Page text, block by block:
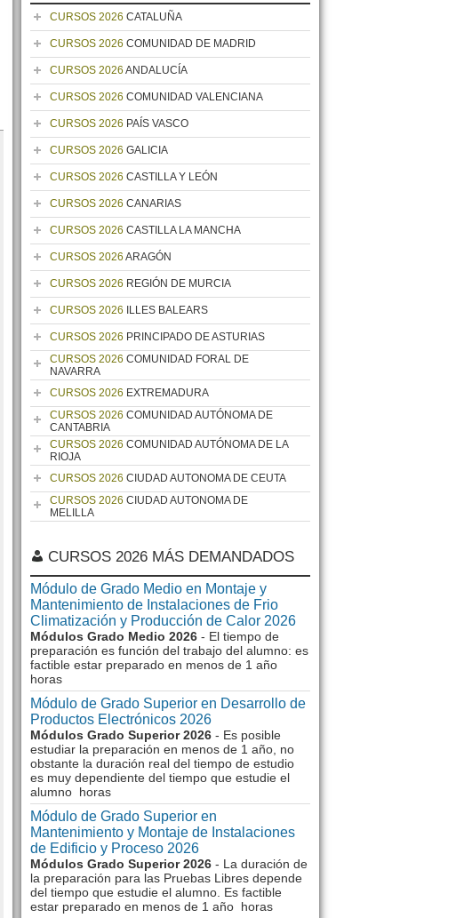
CURSOS 2026 CATALUÑA
CURSOS 2026 COMUNIDAD DE MADRID
CURSOS 2026 ANDALUCÍA
CURSOS 2026 COMUNIDAD VALENCIANA
CURSOS 2026 PAÍS VASCO
CURSOS 2026 GALICIA
CURSOS 2026 CASTILLA Y LEÓN
CURSOS 2026 CANARIAS
CURSOS 2026 CASTILLA LA MANCHA
CURSOS 2026 ARAGÓN
CURSOS 2026 REGIÓN DE MURCIA
CURSOS 2026 ILLES BALEARS
CURSOS 2026 PRINCIPADO DE ASTURIAS
CURSOS 2026 COMUNIDAD FORAL DE
NAVARRA
CURSOS 2026 EXTREMADURA
CURSOS 2026 COMUNIDAD AUTÓNOMA DE
CANTABRIA
CURSOS 2026 COMUNIDAD AUTÓNOMA DE LA
RIOJA
CURSOS 2026 CIUDAD AUTONOMA DE CEUTA
CURSOS 2026 CIUDAD AUTONOMA DE
MELILLA
CURSOS 2026 MÁS DEMANDADOS
Módulo de Grado Medio en Montaje y
Mantenimiento de Instalaciones de Frio
Climatización y Producción de Calor 2026
Módulos Grado Medio 2026 - El tiempo de
preparación es función del trabajo del alumno: es
factible estar preparado en menos de 1 año
horas
Módulo de Grado Superior en Desarrollo de
Productos Electrónicos 2026
Módulos Grado Superior 2026 - Es posible
estudiar la preparación en menos de 1 año, no
obstante la duración real del tiempo de estudio
es muy dependiente del tiempo que estudie el
alumno horas
Módulo de Grado Superior en
Mantenimiento y Montaje de Instalaciones
de Edificio y Proceso 2026
Módulos Grado Superior 2026 - La duración de
la preparación para las Pruebas Libres depende
del tiempo que estudie el alumno. Es factible
estar preparado en menos de 1 año horas